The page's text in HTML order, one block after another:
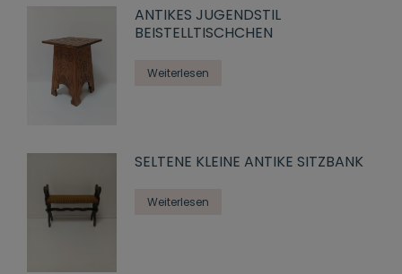
ANTIKES JUGENDSTIL
BEISTELLTISCHCHEN
Weiterlesen
SELTENE KLEINE ANTIKE SITZBANK
Weiterlesen